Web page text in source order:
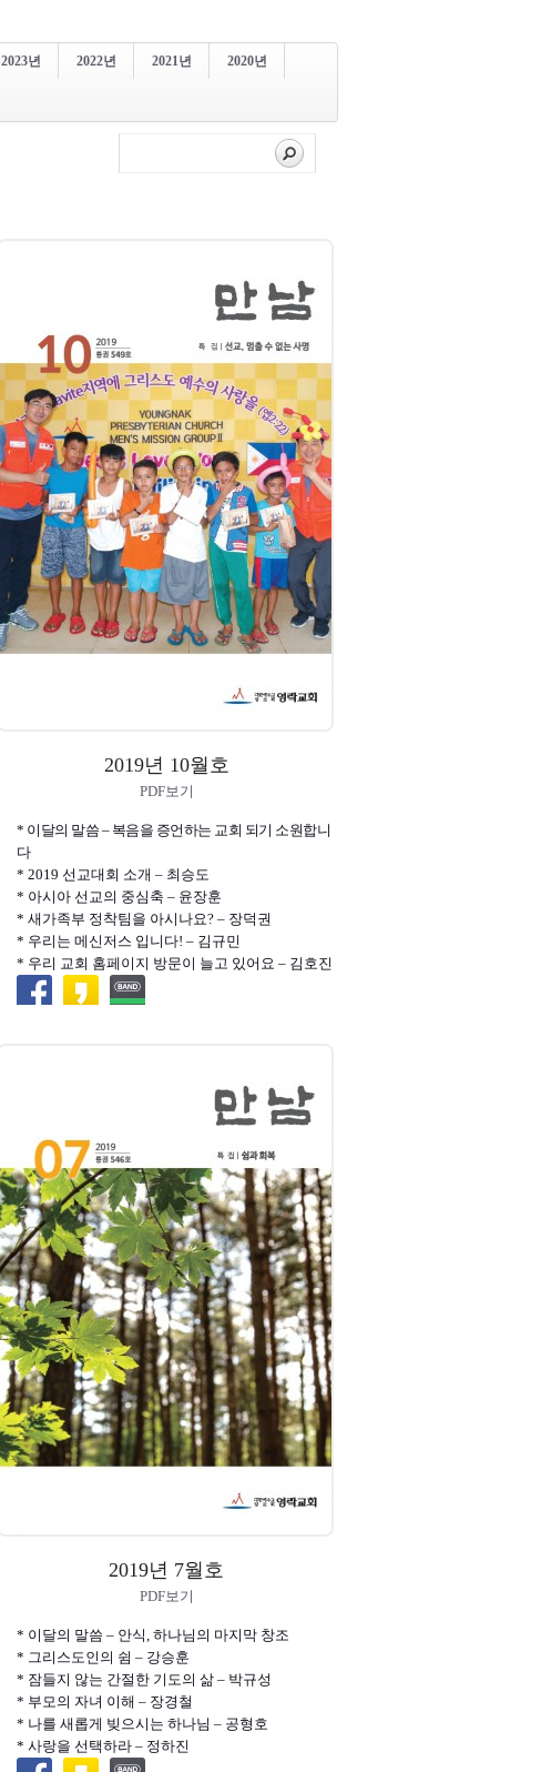
2023년 2022년 2021년 2020년
2019년 10월호
PDF보기
* 이달의 말씀 – 복음을 증언하는 교회 되기 소원합니
다
* 2019 선교대회 소개 – 최승도
* 아시아 선교의 중심축 – 윤장훈
* 새가족부 정착팀을 아시나요? – 장덕권
* 우리는 메신저스 입니다! – 김규민
* 우리 교회 홈페이지 방문이 늘고 있어요 – 김호진
2019년 7월호
PDF보기
* 이달의 말씀 – 안식, 하나님의 마지막 창조
* 그리스도인의 쉼 – 강승훈
* 잠들지 않는 간절한 기도의 삶 – 박규성
* 부모의 자녀 이해 – 장경철
* 나를 새롭게 빚으시는 하나님 – 공형호
* 사랑을 선택하라 – 정하진